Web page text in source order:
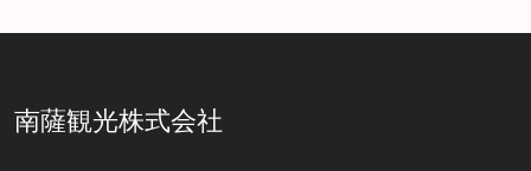
南薩観光株式会社